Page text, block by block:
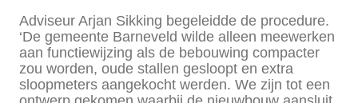
Adviseur Arjan Sikking begeleidde de procedure.
‘De gemeente Barneveld wilde alleen meewerken
aan functiewijzing als de bebouwing compacter
zou worden, oude stallen gesloopt en extra
sloopmeters aangekocht werden. We zijn tot een